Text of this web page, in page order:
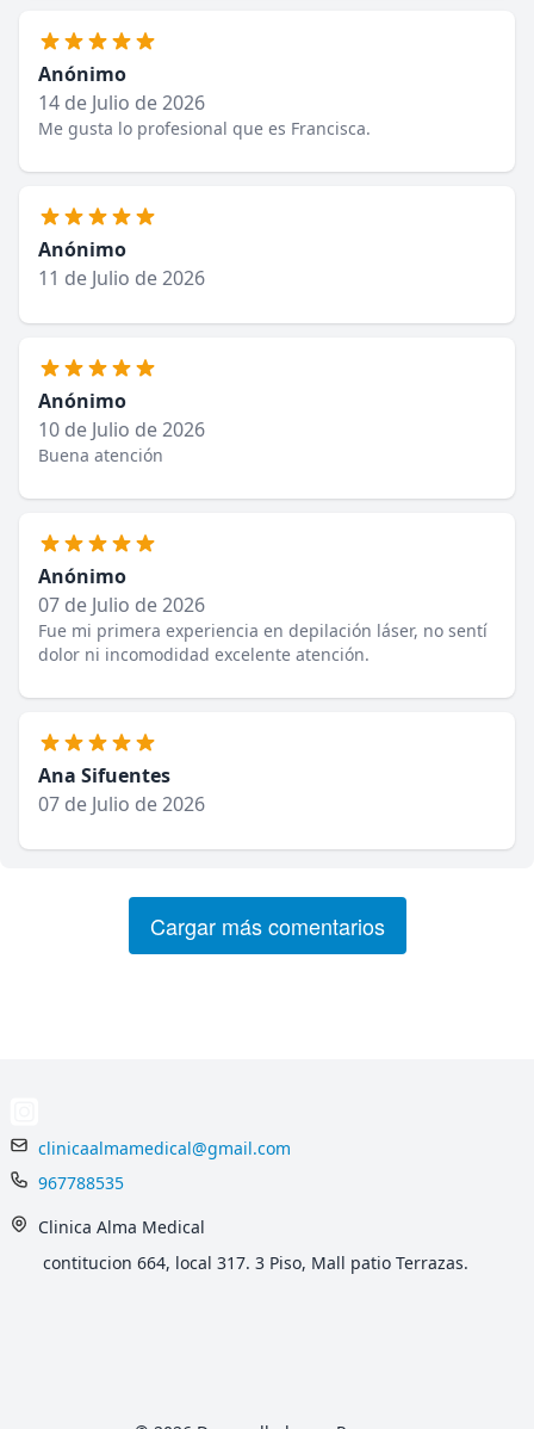
Anónimo
14 de Julio de 2026
Me gusta lo profesional que es Francisca.
Anónimo
11 de Julio de 2026
Anónimo
10 de Julio de 2026
Buena atención
Anónimo
07 de Julio de 2026
Fue mi primera experiencia en depilación láser, no sentí
dolor ni incomodidad excelente atención.
Ana Sifuentes
07 de Julio de 2026
Cargar más comentarios
clinicaalmamedical@gmail.com
967788535
Clinica Alma Medical
contitucion 664, local 317. 3 Piso, Mall patio Terrazas.